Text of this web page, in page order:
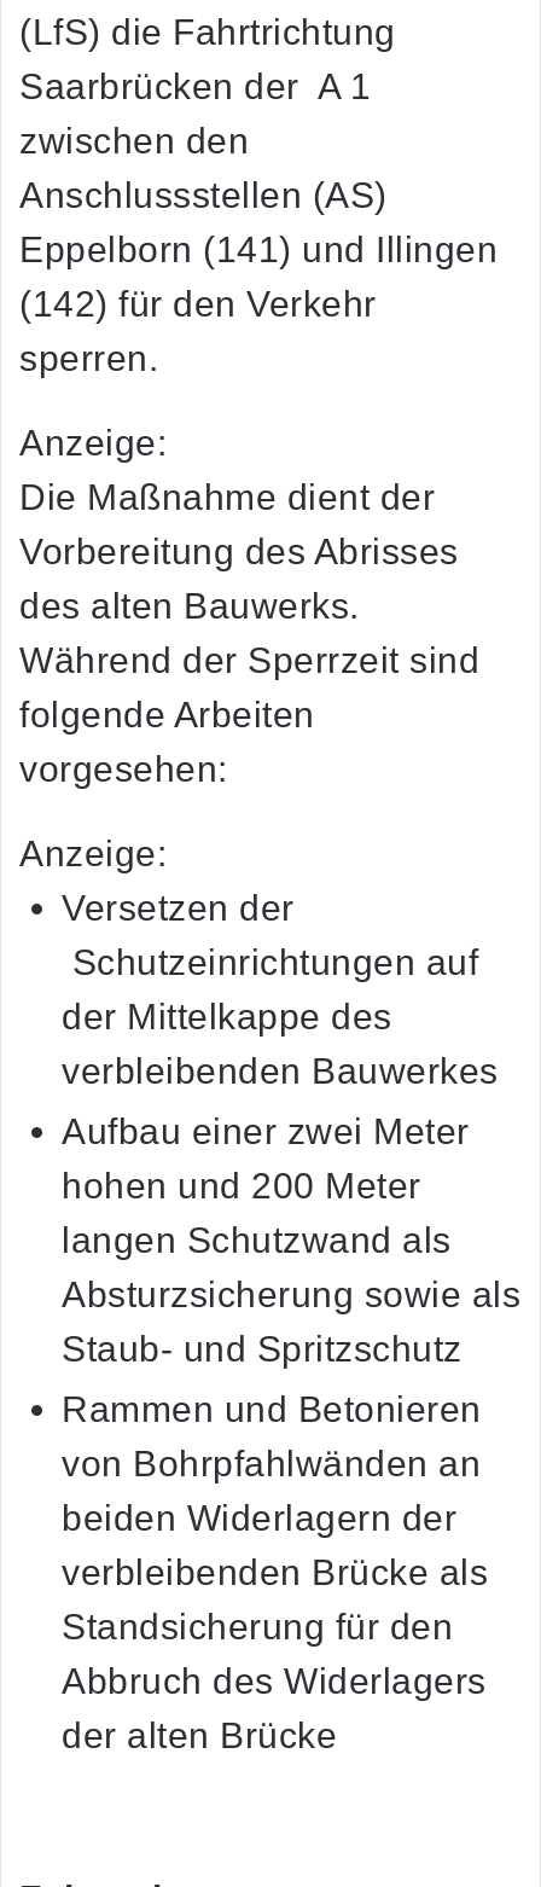
(LfS) die Fahrtrichtung
Saarbrücken der A 1
zwischen den
Anschlussstellen (AS)
Eppelborn (141) und Illingen
(142) für den Verkehr
sperren.
Anzeige:
Die Maßnahme dient der
Vorbereitung des Abrisses
des alten Bauwerks.
Während der Sperrzeit sind
folgende Arbeiten
vorgesehen:
Anzeige:
Versetzen der
Schutzeinrichtungen auf
der Mittelkappe des
verbleibenden Bauwerkes
Aufbau einer zwei Meter
hohen und 200 Meter
langen Schutzwand als
Absturzsicherung sowie als
Staub- und Spritzschutz
Rammen und Betonieren
von Bohrpfahlwänden an
beiden Widerlagern der
verbleibenden Brücke als
Standsicherung für den
Abbruch des Widerlagers
der alten Brücke